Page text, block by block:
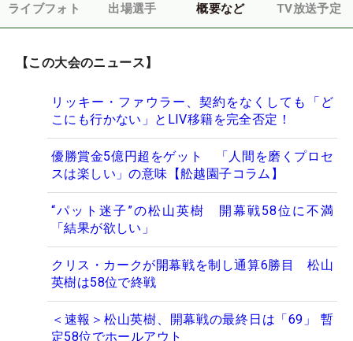
ライブフォト 出場選手 概要など TV放送予定
【この大会のニュース】
リッキー・ファウラー、契約をなくしても「ど
こにも行かない」とLIV移籍を完全否定！
優勝賞金5億円超をゲット 「人間を磨くプロセ
スは楽しい」の意味【舩越園子コラム】
“パット迷子”の松山英樹 開幕戦58位に不満
「結果が欲しい」
クリス・カークが開幕戦を制し通算6勝目 松山
英樹は58位で終戦
＜速報＞松山英樹、開幕戦の最終日は「69」 暫
定58位でホールアウト